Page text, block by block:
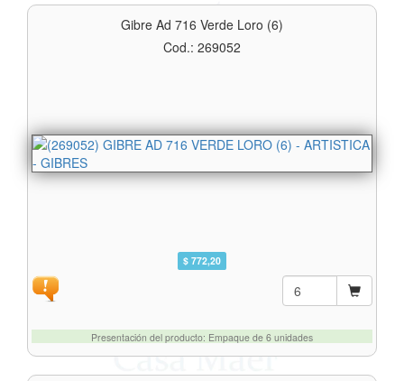
Gibre Ad 716 Verde Loro (6)
Cod.: 269052
$ 772,20
Presentación del producto: Empaque de 6 unidades